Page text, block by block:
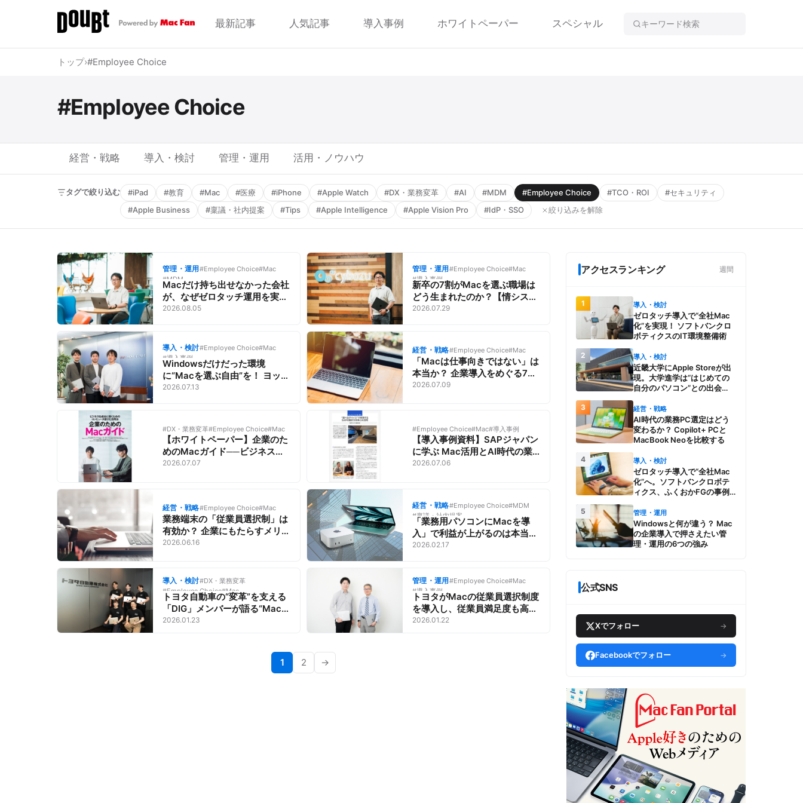
最新記事 人気記事 導入事例 ホワイトペーパー スペシャル
トップ›#Employee Choice
#Employee Choice
経営・戦略 導入・検討 管理・運用 活用・ノウハウ
タグで絞り込む #iPad #教育 #Mac #医療 #iPhone #Apple Watch #DX・業務変革 #AI #MDM #Employee Choice #TCO・ROI
#セキュリティ
#Apple Business
#稟議・社内提案 #Tips #Apple Intelligence #Apple Vision Pro #IdP・SSO 絞り込みを解除
管理・運用#Employee Choice#Mac
#MDM
Macだけ持ち出せなかった会社
が、なぜゼロタッチ運用を実現
できたのか？【情シスに聞く
2026.08.05
管理・運用#Employee Choice#Mac
#導入事例
新卒の7割がMacを選ぶ職場は
どう生まれたのか？【情シスに
聞くApple運用／サイボウズ株
2026.07.29
導入・検討#Employee Choice#Mac
#導入事例
Windowsだけだった環境
に“Macを選ぶ自由”を！ ヨック
モック流・現場主導の業務デバ
2026.07.13
経営・戦略#Employee Choice#Mac
「Macは仕事向きではない」は
本当か？ 企業導入をめぐる7つ
の誤解を解く
2026.07.09
#DX・業務変革#Employee Choice#Mac
【ホワイトペーパー】企業のた
めのMacガイド──ビジネスを
成功に導くコンピュータ選びと
2026.07.07
#Employee Choice#Mac#導入事例
【導入事例資料】SAPジャパン
に学ぶ Mac活用とAI時代の業
務環境づくり
2026.07.06
経営・戦略#Employee Choice#Mac
業務端末の「従業員選択制」は
有効か？ 企業にもたらすメリッ
トと効果
2026.06.16
経営・戦略#Employee Choice#MDM
#稟議・社内提案
「業務用パソコンにMacを導
入」で利益が上がるのは本当？
生産性向上で70億円分の価値を
2026.02.17
導入・検討#DX・業務変革
#Employee Choice#Mac
トヨタ自動車の“変革”を支える
「DIG」メンバーが語る“Macの
価値”【Macがビジネスに最適
2026.01.23
管理・運用#Employee Choice#Mac
#導入事例
トヨタがMacの従業員選択制度
を導入し、従業員満足度も高く
「デジタル変革」を推進できた
2026.01.22
1 2 →
アクセスランキング 週間
1 導入・検討
ゼロタッチ導入で“全社Mac
化”を実現！ ソフトバンクロ
ボティクスのIT環境整備術
2 導入・検討
近畿大学にApple Storeが出
現。大学進学は“はじめての
自分のパソコン”との出会
楽しさを、夏のオープンキャ
ンパスでアピール
3 経営・戦略
AI時代の業務PC選定はどう
変わるか？ Copilot+ PCと
MacBook Neoを比較する
4 導入・検討
ゼロタッチ導入で“全社Mac
化”へ。ソフトバンクロボテ
ィクス、ふくおかFGの事例
週のAppleビジネストレン
ド】
5 管理・運用
Windowsと何が違う？ Mac
の企業導入で押さえたい管
理・運用の6つの強み
公式SNS
Xでフォロー →
Facebookでフォロー →